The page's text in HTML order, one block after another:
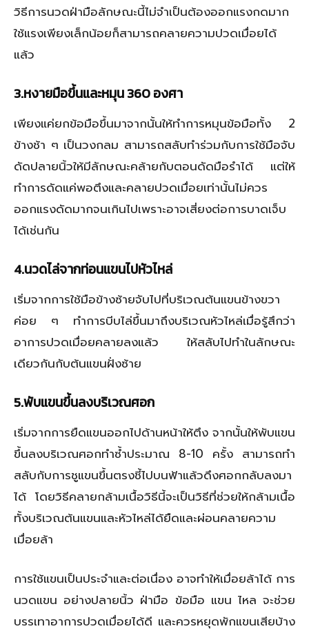
วิธีการนวดฝ่ามือลักษณะนี้ไม่จำเป็นต้องออกแรงกดมาก
ใช้แรงเพียงเล็กน้อยก็สามารถคลายความปวดเมื่อยได้
แล้ว
3.หงายมือขึ้นและหมุน 360 องศา
เพียงแค่ยกข้อมือขึ้นมาจากนั้นให้ทำการหมุนข้อมือทั้ง 2
ข้างช้า ๆ เป็นวงกลม สามารถสลับทำร่วมกับการใช้มือจับ
ดัดปลายนิ้วให้มีลักษณะคล้ายกับตอนดัดมือรำได้ แต่ให้
ทำการดัดแค่พอตึงและคลายปวดเมื่อยเท่านั้นไม่ควร
ออกแรงดัดมากจนเกินไปเพราะอาจเสี่ยงต่อการบาดเจ็บ
ได้เช่นกัน
4.นวดไล่จากท่อนแขนไปหัวไหล่
เริ่มจากการใช้มือข้างซ้ายจับไปที่บริเวณต้นแขนข้างขวา
ค่อย ๆ ทำการบีบไล่ขึ้นมาถึงบริเวณหัวไหล่เมื่อรู้สึกว่า
อาการปวดเมื่อยคลายลงแล้ว ให้สลับไปทำในลักษณะ
เดียวกันกับต้นแขนฝั่งซ้าย
5.พับแขนขึ้นลงบริเวณศอก
เริ่มจากการยืดแขนออกไปด้านหน้าให้ตึง จากนั้นให้พับแขน
ขึ้นลงบริเวณศอกทำซ้ำประมาณ 8-10 ครั้ง สามารถทำ
สลับกับการชูแขนขึ้นตรงชี้ไปบนฟ้าแล้วดึงศอกกลับลงมา
ได้ โดยวิธีคลายกล้ามเนื้อวิธีนี้จะเป็นวิธีที่ช่วยให้กล้ามเนื้อ
ทั้งบริเวณต้นแขนและหัวไหล่ได้ยืดและผ่อนคลายความ
เมื่อยล้า
การใช้แขนเป็นประจำและต่อเนื่อง อาจทำให้เมื่อยล้าได้ การ
นวดแขน อย่างปลายนิ้ว ฝ่ามือ ข้อมือ แขน ไหล จะช่วย
บรรเทาอาการปวดเมื่อยได้ดี และควรหยุดพักแขนเสียบ้าง